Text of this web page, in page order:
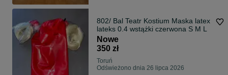
802/ Bal Teatr Kostium Maska latex
lateks 0.4 wstążki czerwona S M L
Nowe
350 zł
Toruń
Odświeżono dnia 26 lipca 2026